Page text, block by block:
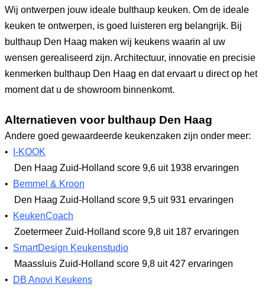
Wij ontwerpen jouw ideale bulthaup keuken. Om de ideale
keuken te ontwerpen, is goed luisteren erg belangrijk. Bij
bulthaup Den Haag maken wij keukens waarin al uw
wensen gerealiseerd zijn. Architectuur, innovatie en precisie
kenmerken bulthaup Den Haag en dat ervaart u direct op het
moment dat u de showroom binnenkomt.
Alternatieven voor bulthaup Den Haag
Andere goed gewaardeerde keukenzaken zijn onder meer:
•
I-KOOK
Den Haag Zuid-Holland score 9,6 uit 1938 ervaringen
•
Bemmel & Kroon
Den Haag Zuid-Holland score 9,5 uit 931 ervaringen
•
KeukenCoach
Zoetermeer Zuid-Holland score 9,8 uit 187 ervaringen
• SmartDesign Keukenstudio
Maassluis Zuid-Holland score 9,8 uit 427 ervaringen
•
DB Anovi Keukens